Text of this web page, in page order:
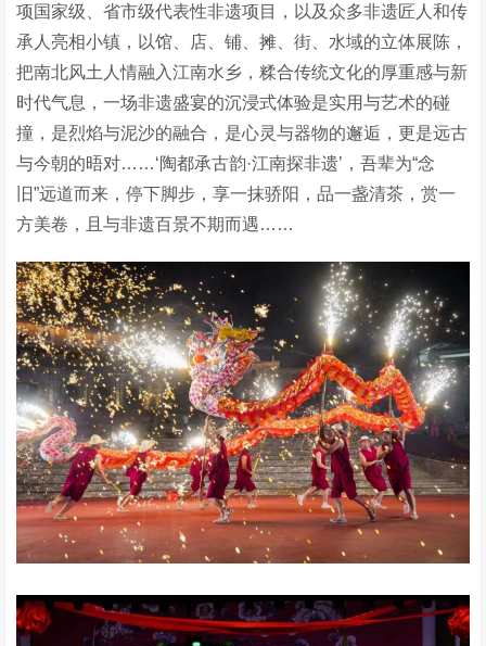
项国家级、省市级代表性非遗项目， 以及众多非遗匠人和传
承人亮相小镇，以馆、店、铺、摊、街、水域的立体展陈，
把南北风土人情融入江南水乡，糅合传统文化的厚重感与新
时代气息，一场非遗盛宴的沉浸式体验是实用与艺术的碰
撞，是烈焰与泥沙的融合，是心灵与器物的邂逅，更是远古
与今朝的晤对……‘陶都承古韵·江南探非遗’，吾辈为“念
旧”远道而来，停下脚步，享一抹骄阳，品一盏清茶，赏一
方美卷，且与非遗百景不期而遇……